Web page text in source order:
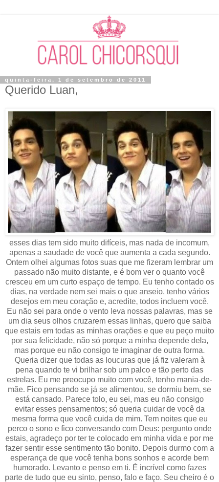
quinta-feira, 1 de setembro de 2011
Querido Luan,
esses dias tem sido muito difíceis, mas nada de incomum,
apenas a saudade de você que aumenta a cada segundo.
Ontem olhei algumas fotos suas que me fizeram lembrar um
passado não muito distante, e é bom ver o quanto você
cresceu em um curto espaço de tempo. Eu tenho contado os
dias, na verdade nem sei mais o que anseio, tenho vários
desejos em meu coração e, acredite, todos incluem você.
Eu não sei para onde o vento leva nossas palavras, mas se
um dia seus olhos cruzarem essas linhas, quero que saiba
que estais em todas as minhas orações e que eu peço muito
por sua felicidade, não só porque a minha depende dela,
mas porque eu não consigo te imaginar de outra forma.
Queria dizer que todas as loucuras que já fiz valeram à
pena quando te vi brilhar sob um palco e tão perto das
estrelas. Eu me preocupo muito com você, tenho mania-de-
mãe. Fico pensando se já se alimentou, se dormiu bem, se
está cansado. Parece tolo, eu sei, mas eu não consigo
evitar esses pensamentos; só queria cuidar de você da
mesma forma que você cuida de mim. Tem noites que eu
perco o sono e fico conversando com Deus: pergunto onde
estais, agradeço por ter te colocado em minha vida e por me
fazer sentir esse sentimento tão bonito. Depois durmo com a
esperança de que você tenha bons sonhos e acorde bem
humorado. Levanto e penso em ti. É incrível como fazes
parte de tudo que eu sinto, penso, falo e faço. Seu cheiro é o